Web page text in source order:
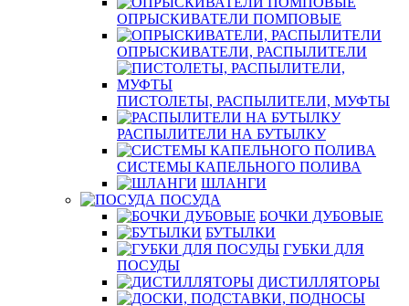
ОПРЫСКИВАТЕЛИ ПОМПОВЫЕ
ОПРЫСКИВАТЕЛИ, РАСПЫЛИТЕЛИ
ПИСТОЛЕТЫ, РАСПЫЛИТЕЛИ, МУФТЫ
РАСПЫЛИТЕЛИ НА БУТЫЛКУ
СИСТЕМЫ КАПЕЛЬНОГО ПОЛИВА
ШЛАНГИ
ПОСУДА
БОЧКИ ДУБОВЫЕ
БУТЫЛКИ
ГУБКИ ДЛЯ
ПОСУДЫ
ДИСТИЛЛЯТОРЫ